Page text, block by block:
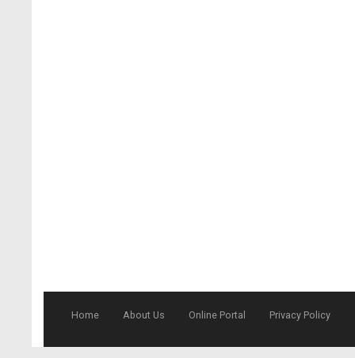
Home About Us Online Portal Privacy Policy